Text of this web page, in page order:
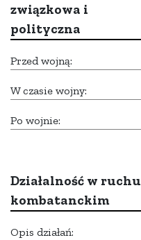
związkowa i
polityczna
Przed wojną:
W czasie wojny:
Po wojnie:
Działalność w ruchu
kombatanckim
Opis działań: